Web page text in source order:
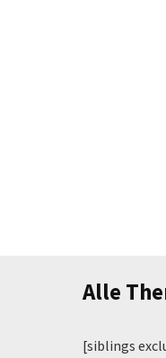
Alle
[siblings